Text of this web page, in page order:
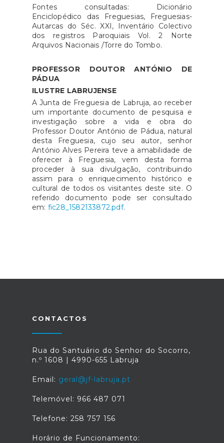
Fontes consultadas: Dicionário
Enciclopédico das Freguesias, Freguesias-
Autarcas do Séc. XXI, Inventário Colectivo
dos registros Paroquiais Vol. 2 Norte
Arquivos Nacionais /Torre do Tombo.
PROFESSOR DOUTOR ANTÓNIO DE
PÁDUA
ILUSTRE LABRUJENSE
A Junta de Freguesia de Labruja, ao receber
um importante documento de pesquisa e
investigação sobre a vida e obra do
Professor Doutor António de Pádua, natural
desta Freguesia, cujo seu autor, senhor
António Alves Pereira teve a amabilidade de
oferecer à Freguesia, vem desta forma
proceder à sua divulgação, contribuindo
assim para o enriquecimento histórico e
cultural de todos os visitantes deste site. O
referido documento pode ser consultado
em: fic28_1582133872.pdf.
CONTACTOS
Rua do Santuário do Senhor do Socorro,
n.º 1608 | 4990-655 Labruja
Email: geral@jf-labruja.pt
Telemóvel: 966 487 071
Telefone: 258 757 156
Horário de Funcionamento: